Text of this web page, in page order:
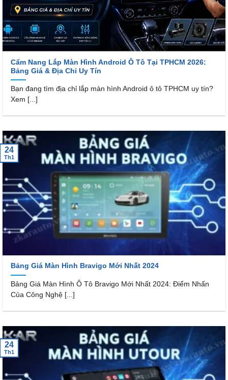
Cẩm Nang Lắp Màn Hình Android Ô Tô Tại TPHCM 2026:
Bảng Giá & Địa Chỉ Uy Tín
Bạn đang tìm địa chỉ lắp màn hình Android ô tô TPHCM uy tín?
Xem [...]
Bảng Giá Màn Hình Bravigo Mới Nhất 2024
Bảng Giá Màn Hình Ô Tô Bravigo Mới Nhất 2024: Điểm Nhấn
Của Công Nghệ [...]
24
Th1
24
Th1